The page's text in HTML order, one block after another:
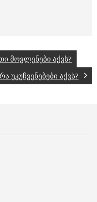
მოვლენები აქვს?
უკუჩვენებები აქვს?